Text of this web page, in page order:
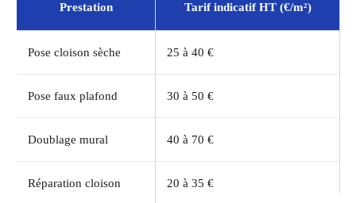
Prestation Tarif indicatif HT (€/m²)
Pose cloison sèche 25 à 40 €
Pose faux plafond 30 à 50 €
Doublage mural 40 à 70 €
Réparation cloison 20 à 35 €